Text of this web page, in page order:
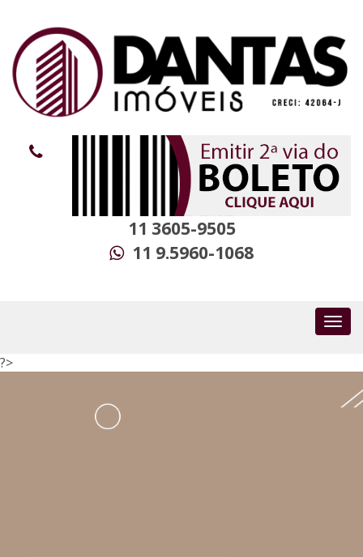
11 3605-9505
11 9.5960-1068
?>